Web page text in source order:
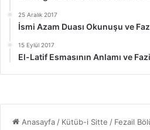
25 Aralık 2017
İsmi Azam Duası Okunuşu ve
15 Eylül 2017
El-Latif Esmasının Anlamı ve